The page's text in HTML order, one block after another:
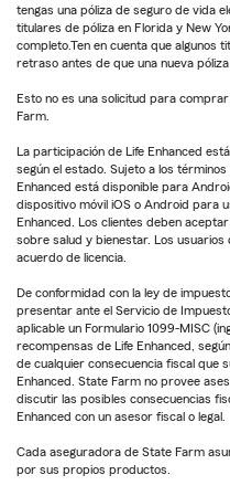
tengas una póliza de seguro de vida
titulares de póliza en Florida y New
completo.Ten en cuenta que algunos
retraso antes de que una nueva
Esto no es una solicitud para
Farm.
La participación de Life Enhanced
según el estado. Sujeto a los
Enhanced está disponible para
dispositivo móvil iOS o Android para
Enhanced. Los clientes deben
sobre salud y bienestar. Los
acuerdo de licencia.
De conformidad con la ley de
presentar ante el Servicio de
aplicable un Formulario 1099-MISC
recompensas de Life Enhanced,
de cualquier consecuencia fiscal que
Enhanced. State Farm no provee
discutir las posibles consecuencias
Enhanced con un asesor fiscal o legal.
Cada aseguradora de State Farm
por sus propios productos.